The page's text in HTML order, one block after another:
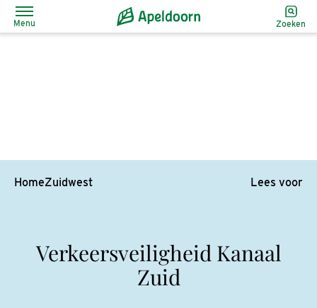
Menu Zoeken
HomeZuidwest Lees voor
Verkeersveiligheid Kanaal
Zuid